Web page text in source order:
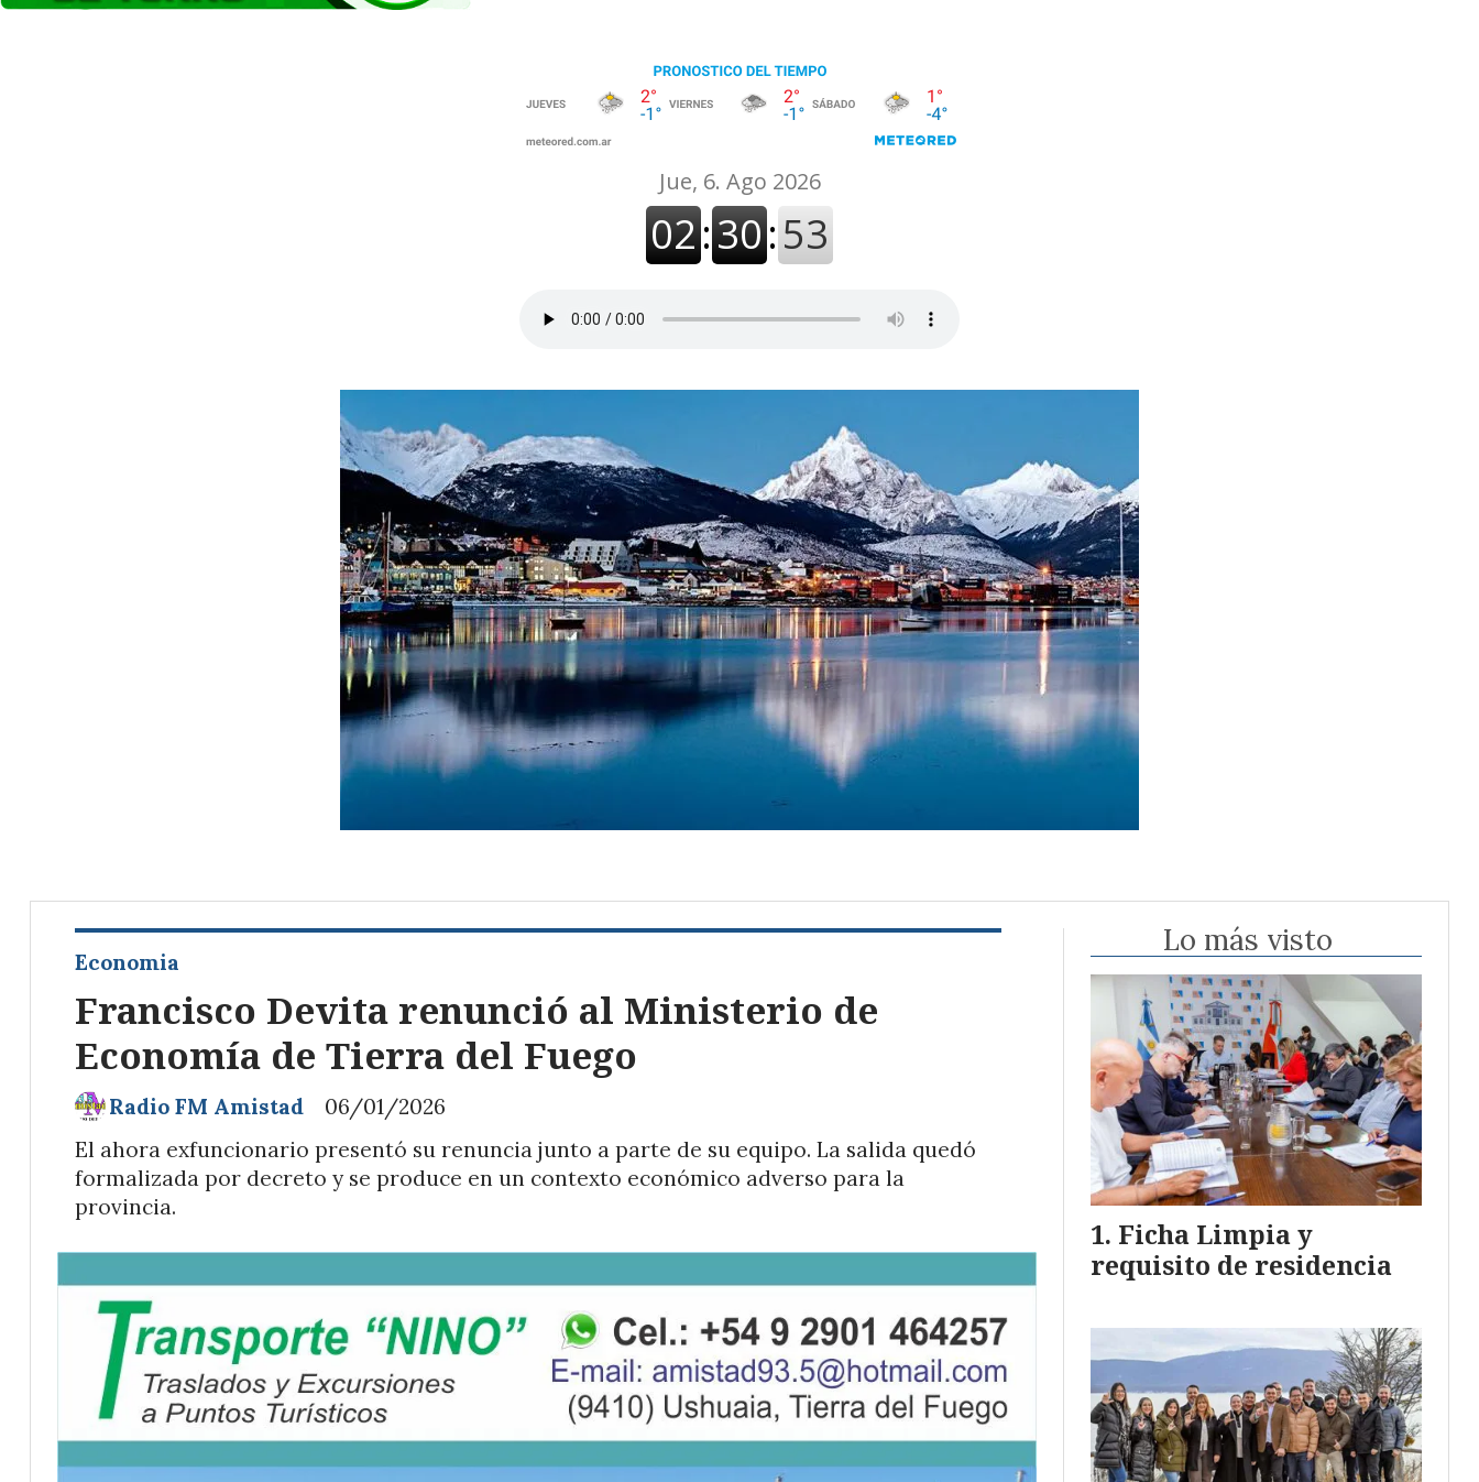
Francisco Devita renunció al Ministerio de
Economía de Tierra del Fuego
El ahora exfuncionario presentó su renuncia junto a parte de su equipo. La salida quedó
formalizada por decreto y se produce en un contexto económico adverso para la
provincia.
Economia
06/01/2026
Radio FM Amistad
Lo más visto
Ficha Limpia y
requisito de residencia